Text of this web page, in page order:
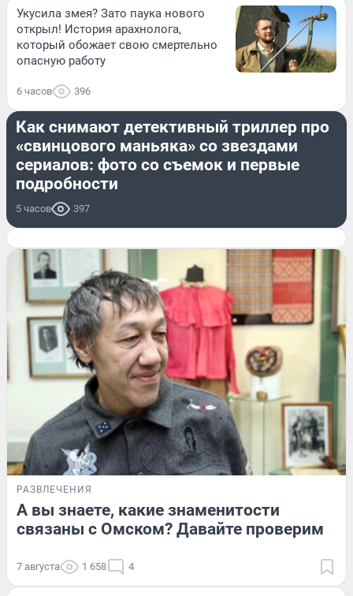
Укусила змея? Зато паука нового
открыл! История арахнолога,
который обожает свою смертельно
опасную работу
6 часов 396
РАЗВЛЕЧЕНИЯ
Как снимают детективный триллер про
«свинцового маньяка» со звездами
сериалов: фото со съемок и первые
подробности
5 часов 397
РАЗВЛЕЧЕНИЯ
А вы знаете, какие знаменитости
связаны с Омском? Давайте проверим
7 августа 1 658 4